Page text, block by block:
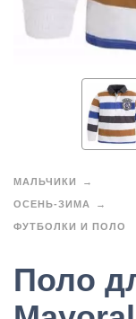
МАЛЬЧИКИ
ОСЕНЬ-ЗИМА
ФУТБОЛКИ И ПОЛО
Поло